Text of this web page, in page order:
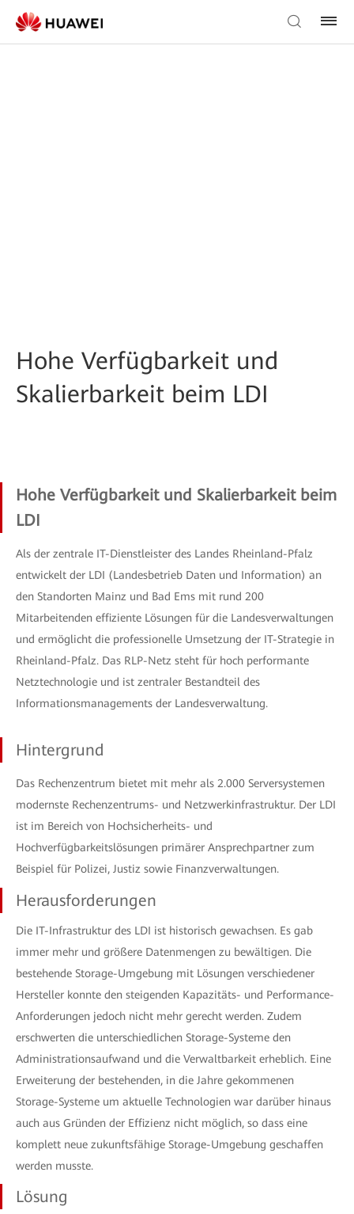
Hohe Verfügbarkeit und
Skalierbarkeit beim LDI
Hohe Verfügbarkeit und Skalierbarkeit beim
LDI
Als der zentrale IT-Dienstleister des Landes Rheinland-Pfalz
entwickelt der LDI (Landesbetrieb Daten und Information) an
den Standorten Mainz und Bad Ems mit rund 200
Mitarbeitenden effiziente Lösungen für die Landesverwaltungen
und ermöglicht die professionelle Umsetzung der IT-Strategie in
Rheinland-Pfalz. Das RLP-Netz steht für hoch performante
Netztechnologie und ist zentraler Bestandteil des
Informationsmanagements der Landesverwaltung.
Hintergrund
Das Rechenzentrum bietet mit mehr als 2.000 Serversystemen
modernste Rechenzentrums- und Netzwerkinfrastruktur. Der LDI
ist im Bereich von Hochsicherheits- und
Hochverfügbarkeitslösungen primärer Ansprechpartner zum
Beispiel für Polizei, Justiz sowie Finanzverwaltungen.
Herausforderungen
Die IT-Infrastruktur des LDI ist historisch gewachsen. Es gab
immer mehr und größere Datenmengen zu bewältigen. Die
bestehende Storage-Umgebung mit Lösungen verschiedener
Hersteller konnte den steigenden Kapazitäts- und Performance-
Anforderungen jedoch nicht mehr gerecht werden. Zudem
erschwerten die unterschiedlichen Storage-Systeme den
Administrationsaufwand und die Verwaltbarkeit erheblich. Eine
Erweiterung der bestehenden, in die Jahre gekommenen
Storage-Systeme um aktuelle Technologien war darüber hinaus
auch aus Gründen der Effizienz nicht möglich, so dass eine
komplett neue zukunftsfähige Storage-Umgebung geschaffen
werden musste.
Lösung